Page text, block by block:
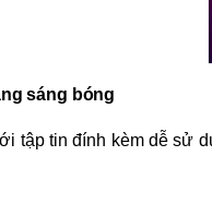
sáng bóng
tập tin đính kèm dễ